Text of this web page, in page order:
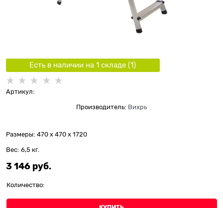
Есть в наличии на 1 складe (1)
Артикул:
Производитель: Вихрь
Размеры: 470 x 470 x 1720
Вес: 6,5 кг.
3 146 руб.
Количество: